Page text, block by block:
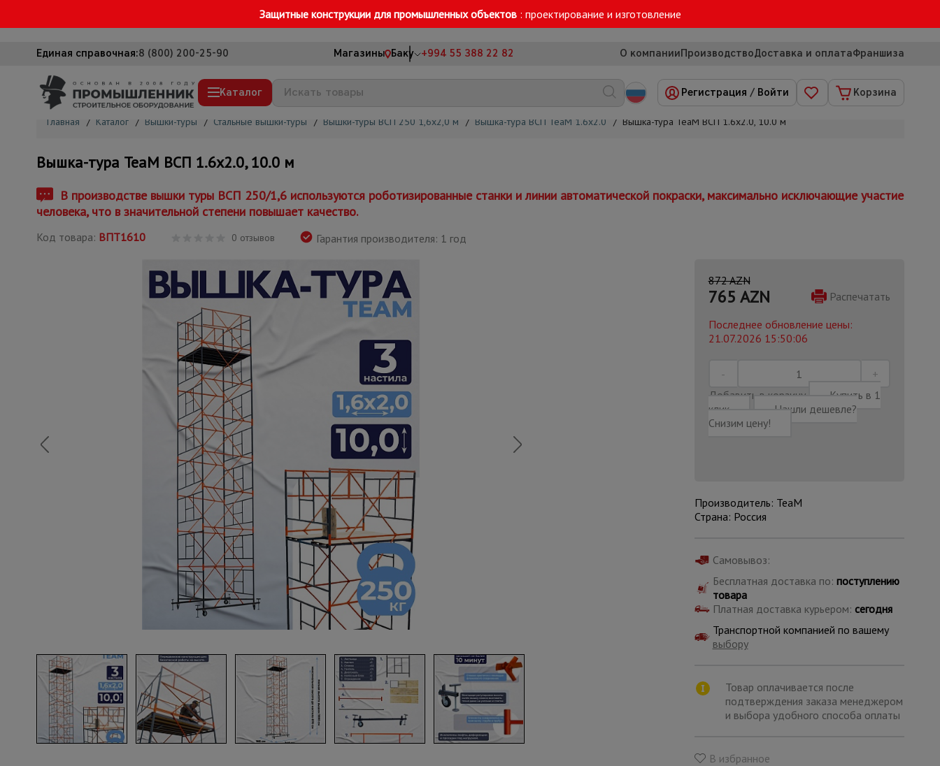
Защитные конструкции для промышленных объектов : проектирование и изготовление
Единая справочная:8 (800) 200-25-90 Магазины Баку +994 55 388 22 82 О компанииПроизводствоДоставка и оплатаФраншиза
Каталог
Вышки-туры
Подмости строительные
Сетка, тенты, брезенты
Строительные подъемники
Мусоропровод строительный
Фанера ламинированная
Вибротехника для строительства
Оборудование для работы с арматурой
Оборудование для бетонных работ
Техника для склада
Тачки строительные и садовые
Лестницы и стремянки
Штукатурные комплекты
Сварочные аппараты
Тепловые пушки
Металл и металлообработка
Регистрация / Войти Корзина
Главная / Каталог / Вышки-туры / Стальные вышки-туры / Вышки-туры ВСП 250 1,6x2,0 м / Вышка-тура ВСП TeaM 1.6х2.0 / Вышка-тура TeaM ВСП 1.6х2.0, 10.0 м
Вышка-тура TeaM ВСП 1.6х2.0, 10.0 м
В производстве вышки туры ВСП 250/1,6 используются роботизированные станки и линии автоматической покраски, максимально исключающие участие
человека, что в значительной степени повышает качество.
Код товара: ВПТ1610 0 отзывов Гарантия производителя: 1 год
872 AZN
765 AZN
Распечатать
Последнее обновление цены:
21.07.2026 15:50:06
Добавить в корзину
Купить в 1
клик
Нашли дешевле?
Снизим цену!
Производитель: TeaM
Страна: Россия
Самовывоз:
Бесплатная доставка по: поступлению
товара
Платная доставка курьером: сегодня
Транспортной компанией по вашему
выбору
Товар оплачивается после
подтверждения заказа менеджером
и выбора удобного способа оплаты
В избранное